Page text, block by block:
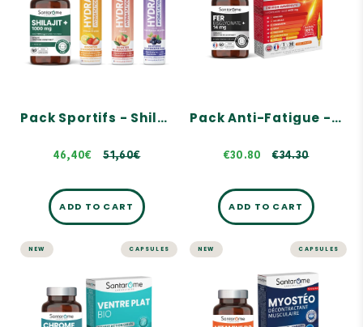
Pack Sportifs - Shilajit + Électrolytes
46,40€ 51,60€
A complementary duo
Vitalité, Fonction
Cognitives
ADD TO CART
Pack Anti-Fatigue - Fer + Booster
€30.80 €34.30
A complementary duo
Immunité, Réduction de
la fatigue
ADD TO CART
NEW CAPSULES
Pack Minceur &
Métabolisme -
Chrome + Ventre
Plat
NEW CAPSULES
Pack Confort
Musculaire -
Vitamine D3 +
Myostéo